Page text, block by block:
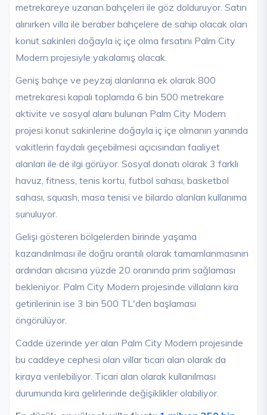
metrekareye uzanan bahçeleri ile göz dolduruyor. Satın
alınırken villa ile beraber bahçelere de sahip olacak olan
konut sakinleri doğayla iç içe olma fırsatını Palm City
Modern projesiyle yakalamış olacak.
Geniş bahçe ve peyzaj alanlarına ek olarak 800
metrekaresi kapalı toplamda 6 bin 500 metrekare
aktivite ve sosyal alanı bulunan Palm City Modern
projesi konut sakinlerine doğayla iç içe olmanın yanında
vakitlerin faydalı geçebilmesi açıcısından faaliyet
alanları ile de ilgi görüyor. Sosyal donatı olarak 3 farklı
havuz, fitness, tenis kortu, futbol sahası, basketbol
sahası, squash, masa tenisi ve bilardo alanları kullanıma
sunuluyor.
Gelişi gösteren bölgelerden birinde yaşama
kazandırılması ile doğru orantılı olarak tamamlanmasının
ardından alıcısına yüzde 20 oranında prim sağlaması
bekleniyor. Palm City Modern projesinde villaların kira
getirilerinin ise 3 bin 500 TL'den başlaması
öngörülüyor.
Cadde üzerinde yer alan Palm City Modern projesinde
bu caddeye cephesi olan villar ticari alan olarak da
kiraya verilebiliyor. Ticari alan olarak kullanılması
durumunda kira gelirlerinde değişiklikler olabiliyor.